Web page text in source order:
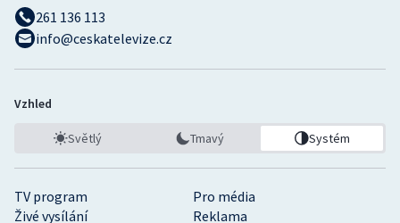
TV program
Pro média
Živé vysílání
Reklama
261 136 113
info@ceskatelevize.cz
Vzhled
Světlý Tmavý Systém